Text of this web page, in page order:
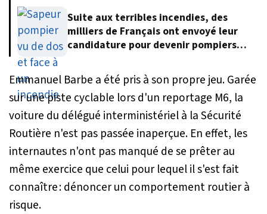
Suite aux terribles incendies, des
milliers de Français ont envoyé leur
candidature pour devenir pompiers
Emmanuel Barbe a été pris à son propre jeu. Garée
sur une piste cyclable lors d'un reportage M6, la
voiture du délégué interministériel à la Sécurité
Routière n'est pas passée inaperçue. En effet, les
internautes n'ont pas manqué de se prêter au
même exercice que celui pour lequel il s'est fait
connaître : dénoncer un comportement routier à
risque.